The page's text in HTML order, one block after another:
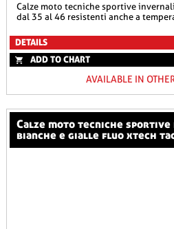
calze moto tecniche sportive invernali nere xtech taglie variabili
dal 35 al 46 resistenti anche a
DETAILS
ADD TO CHART
AVAILABLE IN
calze moto tecniche sportive invernali nere,
bianche e gialle fluo xtech